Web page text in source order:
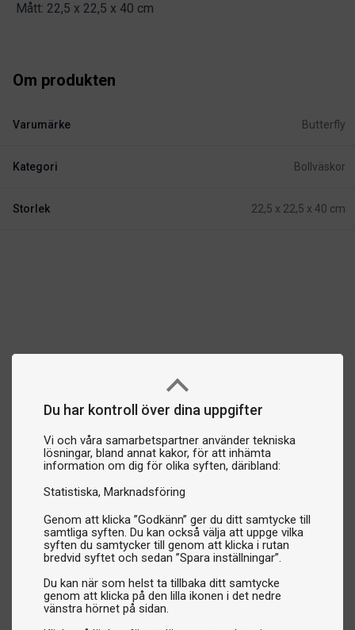
Du har kontroll över dina uppgifter
Vi och våra samarbetspartner använder tekniska
lösningar, bland annat kakor, för att inhämta
information om dig för olika syften, däribland:
Statistiska Marknadsföring
Genom att klicka ”Godkänn” ger du ditt samtycke till
samtliga syften. Du kan också välja att uppge vilka
syften du samtycker till genom att klicka i rutan
bredvid syftet och sedan ”Spara inställningar”.
Du kan när som helst ta tillbaka ditt samtycke
genom att klicka på den lilla ikonen i det nedre
vänstra hörnet på sidan.
Mått: 22,5 x 22,5 x 40 cm
Om produkten
Varumärke Butterfly
Kategori Bollväskor
Storlek 22,5 x 22,5 x 40 cm